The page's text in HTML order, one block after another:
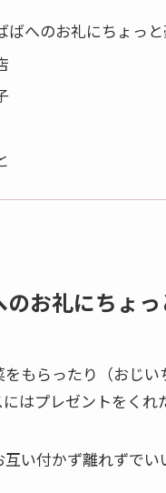
ばへのお礼にちょっ
お礼にちょ
もらったり（おじ
はプレゼントをくれ
い付かず離れずでい